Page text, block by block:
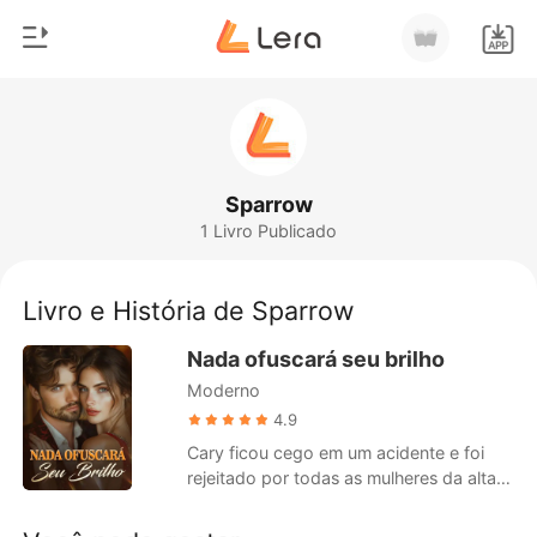
Baixar App
Lobisomem
Romance
Bilionários
Ranking
Sparrow
1 Livro Publicado
Livro e História de Sparrow
Nada ofuscará seu brilho
Moderno
4.9
Cary ficou cego em um acidente e foi
rejeitado por todas as mulheres da alta